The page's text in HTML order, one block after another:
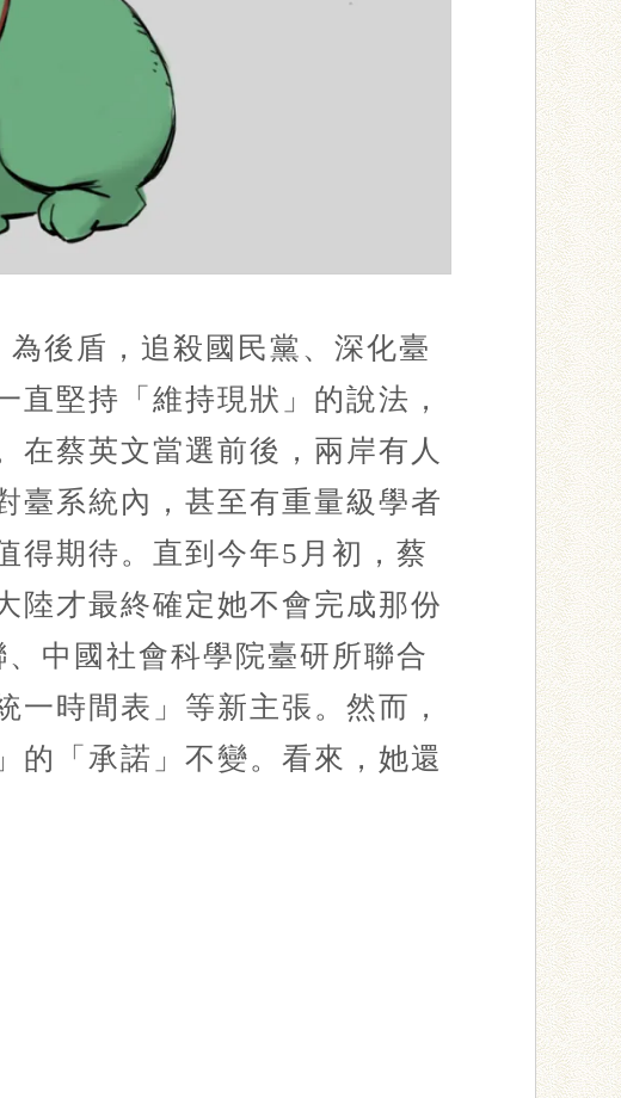
後盾，追殺國民黨、深化臺
堅持「維持現狀」的說法，
在蔡英文當選前後，兩岸有人
臺系統內，甚至有重量級學者
得期待。直到今年5月初，蔡
陸才最終確定她不會完成那份
中國社會科學院臺研所聯合
時間表」等新主張。然而，
的「承諾」不變。看來，她還